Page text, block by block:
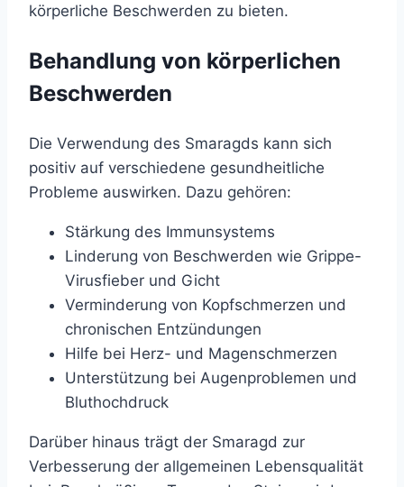
körperliche Beschwerden zu bieten.
Behandlung von körperlichen
Beschwerden
Die Verwendung des Smaragds kann sich
positiv auf verschiedene gesundheitliche
Probleme auswirken. Dazu gehören:
Stärkung des Immunsystems
Linderung von Beschwerden wie Grippe-
Virusfieber und Gicht
Verminderung von Kopfschmerzen und
chronischen Entzündungen
Hilfe bei Herz- und Magenschmerzen
Unterstützung bei Augenproblemen und
Bluthochdruck
Darüber hinaus trägt der Smaragd zur
Verbesserung der allgemeinen Lebensqualität